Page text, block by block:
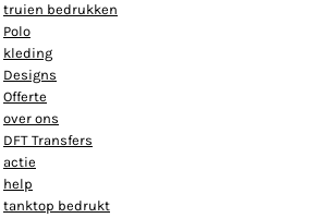
truien bedrukken
Polo
kleding
Designs
Offerte
over ons
DFT Transfers
actie
help
tanktop bedrukt